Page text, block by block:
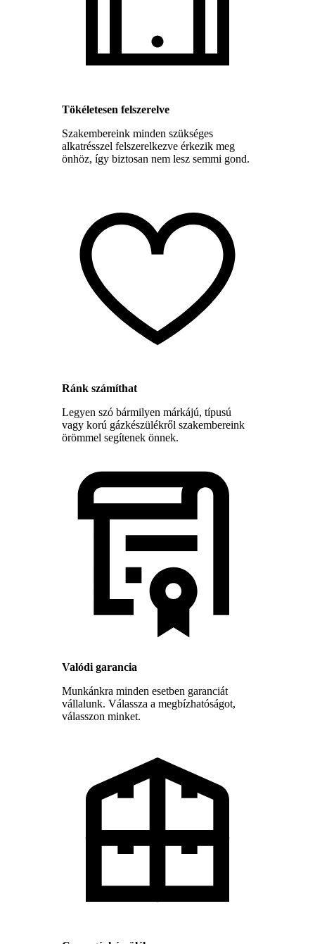
Tökéletesen felszerelve
Szakembereink minden szükséges
alkatrésszel felszerelkezve érkezik meg
önhöz, így biztosan nem lesz semmi gond.
Ránk számíthat
Legyen szó bármilyen márkájú, típusú
vagy korú gázkészülékről szakembereink
örömmel segítenek önnek.
Valódi garancia
Munkánkra minden esetben garanciát
vállalunk. Válassza a megbízhatóságot,
válasszon minket.